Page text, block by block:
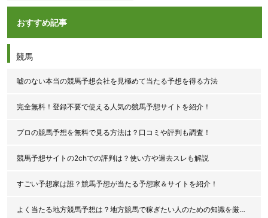
おすすめ記事
競馬
嘘のない本当の競馬予想会社を見極めて当たる予想を得る方法
完全無料！登録不要で使える人気の競馬予想サイトを紹介！
プロの競馬予想を無料で見る方法は？口コミや評判も調査！
競馬予想サイトの2chでの評判は？使い方や過去スレも解説
すごい予想家は誰？競馬予想が当たる予想家＆サイトを紹介！
よく当たる地方競馬予想は？地方競馬で稼ぎたい人のための知識を厳選公開！